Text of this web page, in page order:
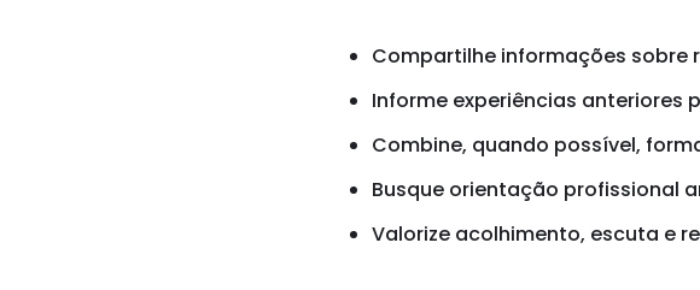
Compartilhe informações sobre
Informe experiências anteriores
Combine, quando possível,
Busque orientação profissional
Valorize acolhimento, escuta e